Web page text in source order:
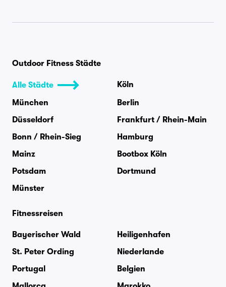
Outdoor Fitness Städte
Alle Städte
Köln
München
Berlin
Düsseldorf
Frankfurt / Rhein-Main
Bonn / Rhein-Sieg
Hamburg
Mainz
Bootbox Köln
Potsdam
Dortmund
Münster
Fitnessreisen
Bayerischer Wald
Heiligenhafen
St. Peter Ording
Niederlande
Portugal
Belgien